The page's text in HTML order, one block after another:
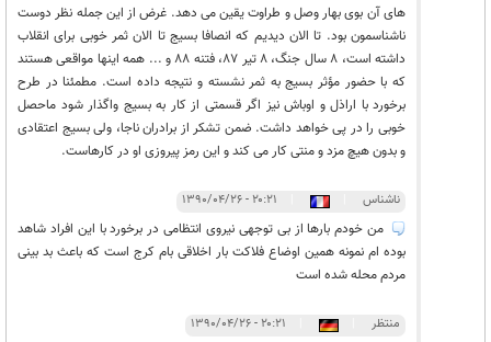
های آن بوی بهار وصل و طراوت یقین می دهد. غرض از این جمله نظر دوست
ناشناسمون بود. تا الان دیدیم که انصافا بسیج تا الان ثمر خوبی برای انقلاب
داشته است، 8 سال جنگ، 8 تیر 87، فتنه 88 و ... همه اینها مواقعی هستند
که با حضور مؤثر بسیج به ثمر نشسته و نتیجه داده است. مطمئنا در طرح
برخورد با اراذل و اوباش نیز اگر قسمتی از کار به بسیج واگذار شود ماحصل
خوبی را در پی خواهد داشت. ضمن تشکر از برادران ناجا، ولی بسیج اعتقادی
و بدون هیچ مزد و منتی کار می کند و این رمز پیروزی او در کارهاست.
ناشناس ۲۰:۲۱ - ۱۳۹۰/۰۴/۲۶
من خودم بارها از بی توجهی نیروی انتظامی در برخورد با این افراد شاهد
بوده ام نمونه همین اوضاع فلاکت بار اخلاقی بام کرج است که باعث بد بینی
مردم محله شده است
منتظر ۲۰:۲۱ - ۱۳۹۰/۰۴/۲۶